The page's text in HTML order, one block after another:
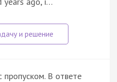
пропуском. В ответе